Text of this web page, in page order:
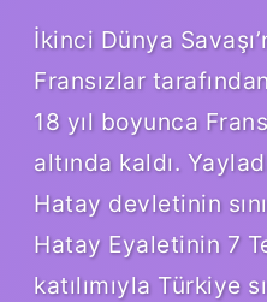
İkinci Dünya
Fransızlar
18 yıl boyunca
altında kaldı.
Hatay devletinin
Hatay Eyaletinin 7
katılımıyla Türkiye